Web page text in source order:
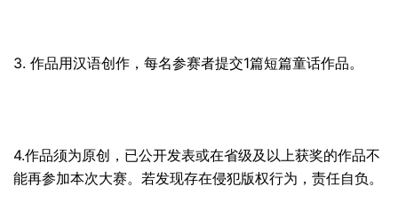
3. 作品用汉语创作，每名参赛者提交1篇短篇童话作品。
4.作品须为原创，已公开发表或在省级及以上获奖的作品不
能再参加本次大赛。若发现存在侵犯版权行为，责任自负。